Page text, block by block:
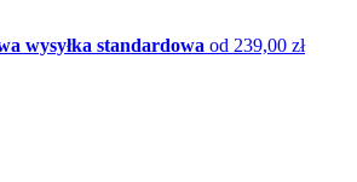
wysyłka standardowa od 239,00 zł